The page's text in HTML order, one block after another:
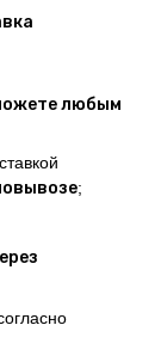
любым
;